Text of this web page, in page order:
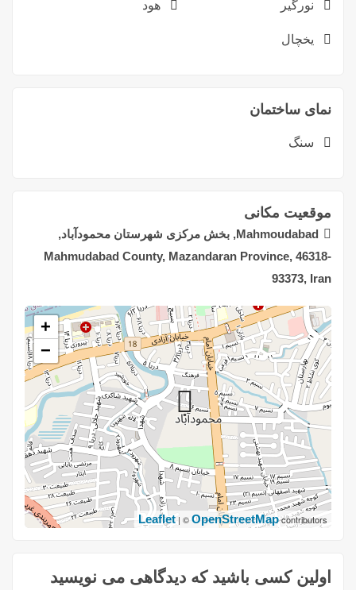
نورگیر هود
یخچال
نمای ساختمان
سنگ
موقعیت مکانی
Mahmoudabad, بخش مرکزی شهرستان محمودآباد,
Mahmudabad County, Mazandaran Province, 46318-
93373, Iran
+
−
Leaflet | ©OpenStreetMapcontributors
اولین کسی باشید که دیدگاهی می نویسید